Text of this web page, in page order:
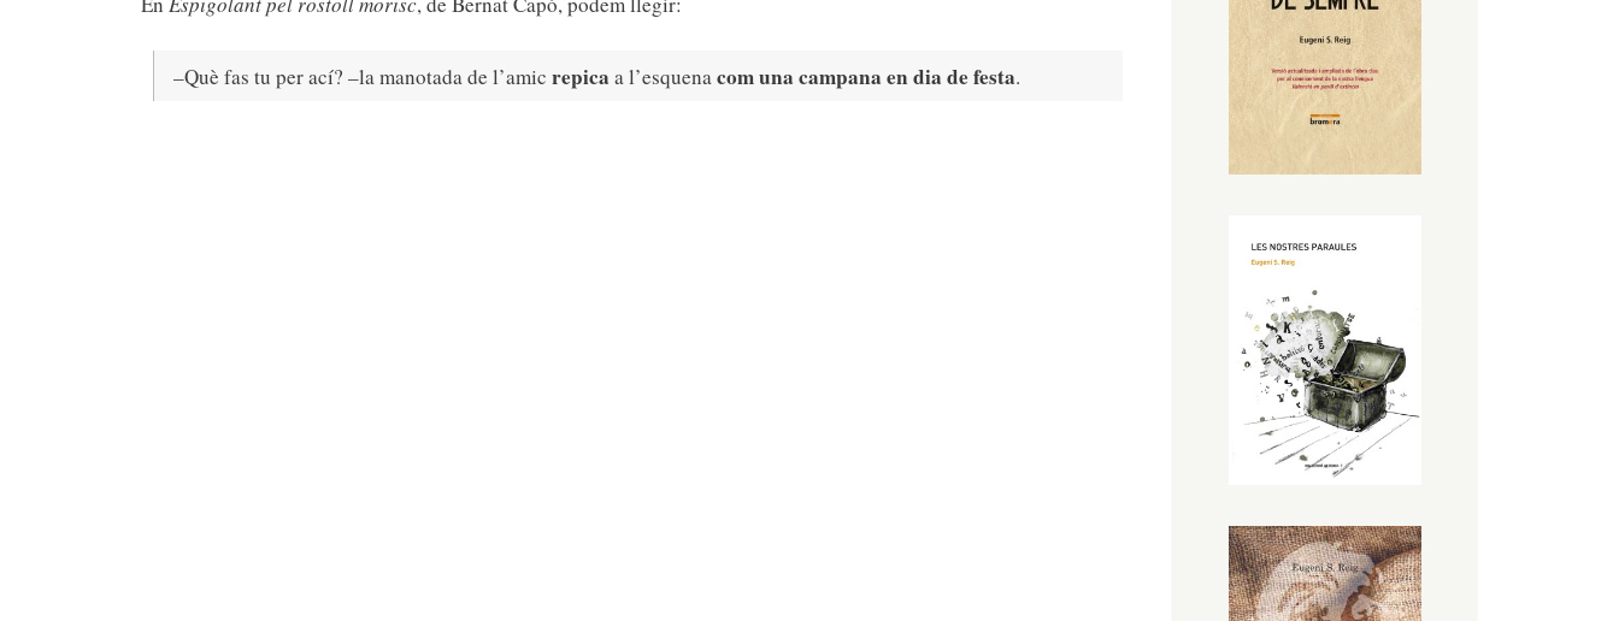
–Què fas tu per ací? –la manotada de l’amic repica a l’esquena com una campana en dia de festa.